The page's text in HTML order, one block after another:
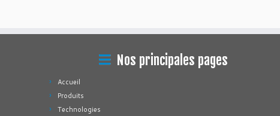
Nos principales pages
Accueil
Produits
Technologies